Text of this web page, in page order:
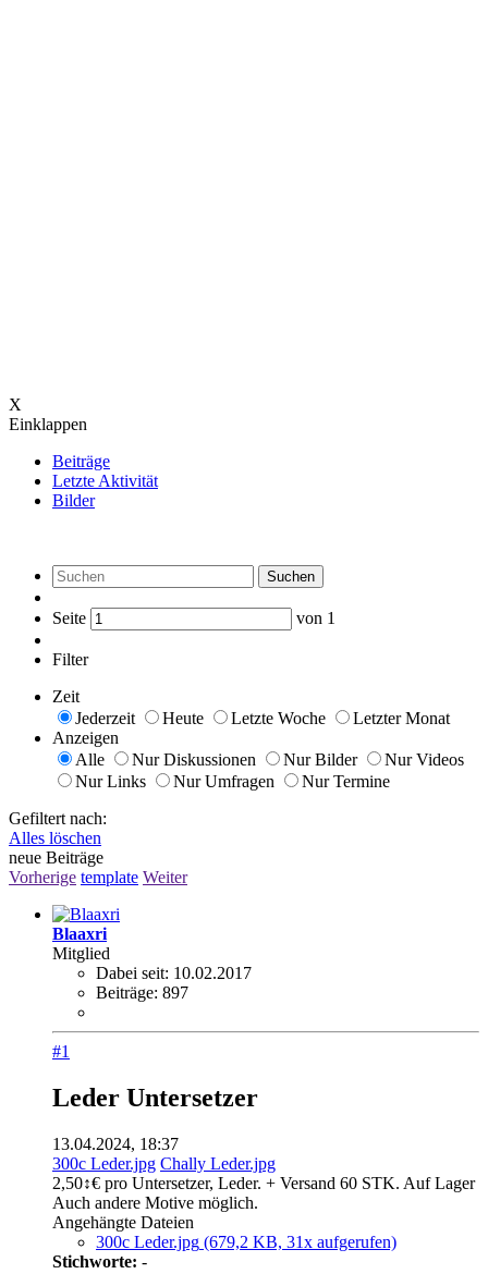
X
Einklappen
Beiträge
Letzte Aktivität
Bilder
Suchen
Seite von 1
Filter
Zeit
Jederzeit
Heute Letzte Woche
Letzter Monat
Anzeigen
Alle
Nur Diskussionen Nur Bilder
Nur Videos
Nur Links
Nur Umfragen
Nur Termine
Gefiltert nach:
Alles löschen
neue Beiträge
Vorherige template Weiter
Blaaxri
Mitglied
Dabei seit: 10.02.2017
Beiträge: 897
#1
Leder Untersetzer
13.04.2024, 18:37
300c Leder.jpg Chally Leder.jpg
2,50↕€ pro Untersetzer, Leder. + Versand 60 STK. Auf Lager
Auch andere Motive möglich.
Angehängte Dateien
300c Leder.jpg (679,2 KB, 31x aufgerufen)
Stichworte: -